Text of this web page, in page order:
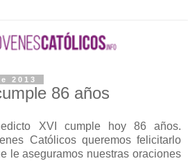
2013
86 años
XVI cumple hoy 86 años.
Católicos queremos felicitarlo
le aseguramos nuestras oraciones